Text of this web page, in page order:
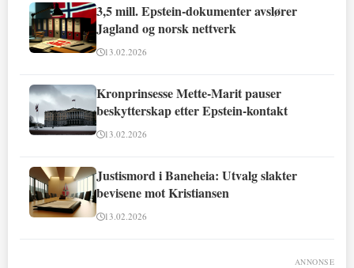
3,5 mill. Epstein-dokumenter avslører
Jagland og norsk nettverk
13.02.2026
Kronprinsesse Mette-Marit pauser
beskytterskap etter Epstein-kontakt
13.02.2026
Justismord i Baneheia: Utvalg slakter
bevisene mot Kristiansen
13.02.2026
ANNONSE